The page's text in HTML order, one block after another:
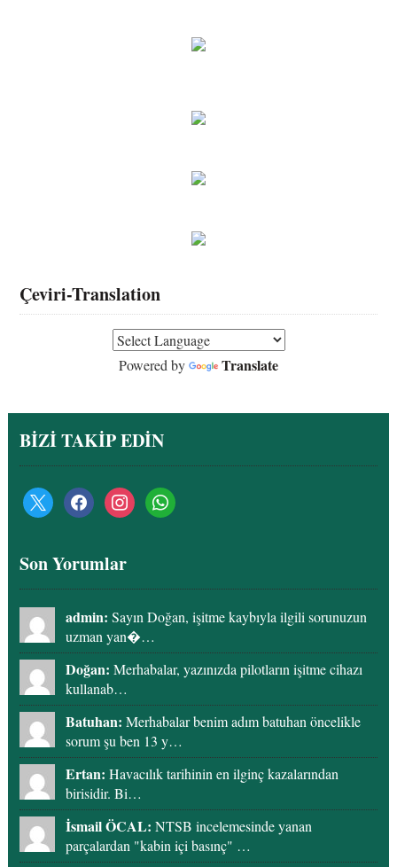
Çeviri-Translation
Powered by Translate
BİZİ TAKİP EDİN
x facebookinstagramwhatsapp
Son Yorumlar
admin: Sayın Doğan, işitme kaybıyla ilgili sorunuzun
uzman yan�…
Doğan: Merhabalar, yazınızda pilotların işitme cihazı
kullanab…
Batuhan: Merhabalar benim adım batuhan öncelikle
sorum şu ben 13 y…
Ertan: Havacılık tarihinin en ilginç kazalarından
birisidir. Bi…
İsmail ÖCAL: NTSB incelemesinde yanan
parçalardan "kabin içi basınç" …